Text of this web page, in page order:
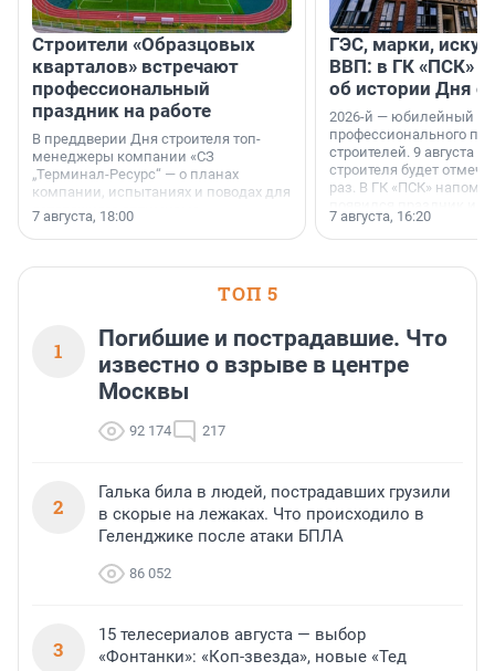
Строители «Образцовых
кварталов» встречают
профессиональный
праздник на работе
В преддверии Дня строителя топ-
менеджеры компании «СЗ
„Терминал-Ресурс“ — о планах
компании, испытаниях и поводах для
осторожного оптимизма.
7 августа, 18:00
ГЭС, марки,
ВВП: в ГК «ПСК»
об истории Дня
2026-й — юбилейный
профессионального
строителей. 9 августа
строителя будет
раз. В ГК «ПСК»
поменялась роль
7 августа, 16:20
ТОП 5
1
Погибшие и пострадавшие. Что
известно о взрыве в центре
Москвы
92 174 217
2
Галька била в людей, пострадавших грузили
в скорые на лежаках. Что происходило в
Геленджике после атаки БПЛА
86 052
3
15 телесериалов августа — выбор
«Фонтанки»: «Коп-звезда», новые «Тед